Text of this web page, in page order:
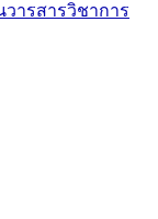
ารสารวิชาการ